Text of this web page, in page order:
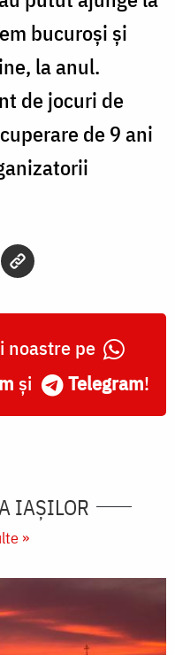
bucuroși și
la anul.
de jocuri de
de 9 ani
noastre pe
și Telegram!
IAŞILOR
»